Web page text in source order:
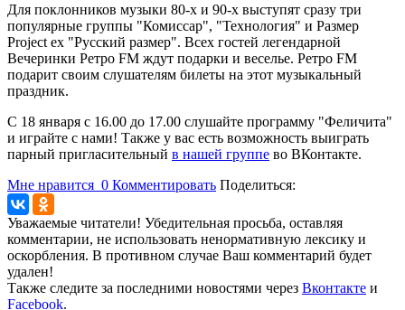
Для поклонников музыки 80-х и 90-х выступят сразу три
популярные группы "Комиссар", "Технология" и Размер
Project ех "Русский размер". Всех гостей легендарной
Вечеринки Ретро FM ждут подарки и веселье. Ретро FM
подарит своим слушателям билеты на этот музыкальный
праздник.
С 18 января с 16.00 до 17.00 слушайте программу "Феличита"
и играйте с нами! Также у вас есть возможность выиграть
парный пригласительный в нашей группе во ВКонтакте.
Мне нравится 0 Комментировать Поделиться:
Уважаемые читатели! Убедительная просьба, оставляя
комментарии, не использовать ненормативную лексику и
оскорбления. В противном случае Ваш комментарий будет
удален!
Также следите за последними новостями через Вконтакте и
Facebook.